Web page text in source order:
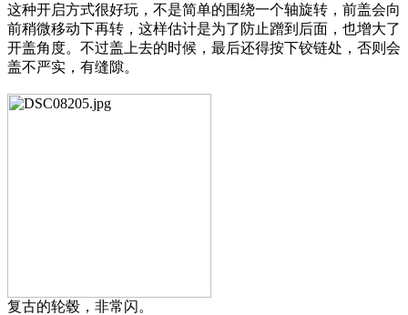
这种开启方式很好玩，不是简单的围绕一个轴旋转，前盖会向
前稍微移动下再转，这样估计是为了防止蹭到后面，也增大了
开盖角度。不过盖上去的时候，最后还得按下铰链处，否则会
盖不严实，有缝隙。
复古的轮毂，非常闪。